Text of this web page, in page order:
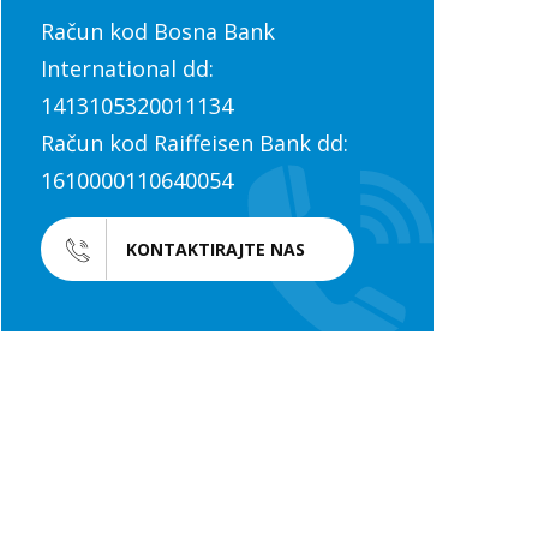
Račun kod Bosna Bank
International dd:
1413105320011134
Račun kod Raiffeisen Bank dd:
1610000110640054
KONTAKTIRAJTE NAS